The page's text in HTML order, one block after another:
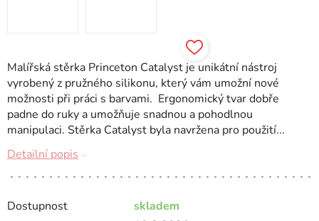
Dostupnost
skladem
Malířská stěrka Princeton Catalyst je unikátní nástroj
vyrobený z pružného silikonu, který vám umožní nové
možnosti při práci s barvami. Ergonomický tvar dobře
padne do ruky a umožňuje snadnou a pohodlnou
manipulaci. Stěrka Catalyst byla navržena pro použití...
Detailní popis